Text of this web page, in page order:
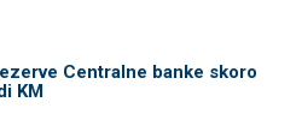
Centralne banke skoro
KM